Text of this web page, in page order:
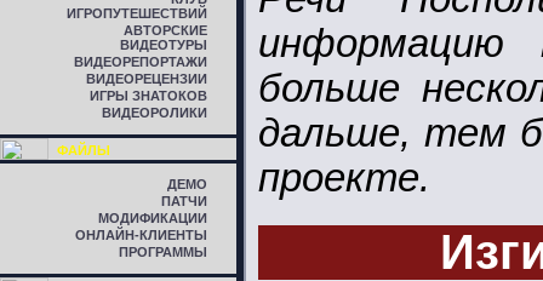
ИГРОПУТЕШЕСТВИЙ
АВТОРСКИЕ
ВИДЕОТУРЫ
ВИДЕОРЕПОРТАЖИ
ВИДЕОРЕЦЕНЗИИ
ИГРЫ ЗНАТОКОВ
ВИДЕОРОЛИКИ
ФАЙЛЫ
ДЕМО
ПАТЧИ
МОДИФИКАЦИИ
ОНЛАЙН-КЛИЕНТЫ
ПРОГРАММЫ
информацию
больше
дальше, тем
проекте.